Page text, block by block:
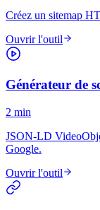
Créez un sitemap
Ouvrir l'outil
Générateur de
2 min
JSON-LD
Google.
Ouvrir l'outil